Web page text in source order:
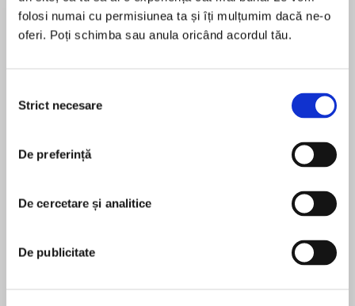
folosi numai cu permisiunea ta și îți mulțumim dacă ne-o
oferi. Poți schimba sau anula oricând acordul tău.
consimțământului
Strict necesare
De preferință
De cercetare și analitice
De publicitate
Desprecarte
From the fearless defense attorney and civil
The Staircase comes an essential examination
În acest moment nu există recenzii
David S. Rudolf